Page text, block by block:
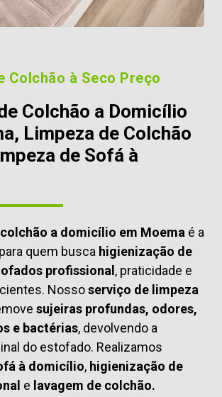
Colchão à Seco Preço
Colchão a Domicílio
Limpeza de Colchão
de Sofá à
a domicílio em Moema é a
quem busca higienização de
profissional, praticidade e
Nossoserviço de limpeza
sujeiras profundas, odores,
e bactérias, devolvendo a
do estofado. Realizamos
à domicílio, higienização de
e lavagem de colchão.